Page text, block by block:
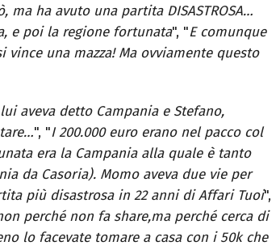
ha avuto una partita DISASTROSA…
e poi la regione fortunata", "E comunque
una mazza! Ma ovviamente questo
aveva detto Campania e Stefano,
", "I 200.000 euro erano nel pacco col
era la Campania alla quale è tanto
da Casoria). Momo aveva due vie per
più disastrosa in 22 anni di Affari Tuoi",
perché non fa share,ma perché cerca di
lo facevate tomare a casa con i 50k che